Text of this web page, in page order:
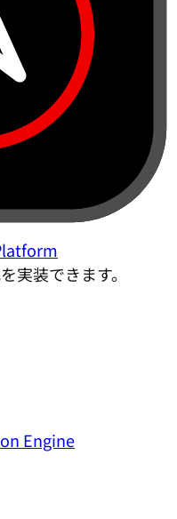
実装できます。
Engine